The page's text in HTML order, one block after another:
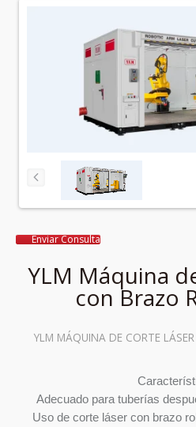
Enviar Consulta
YLM Máquina
con Brazo
YLM MÁQUINA DE CORTE
Adecuado para tuberías
Uso de corte láser con brazo